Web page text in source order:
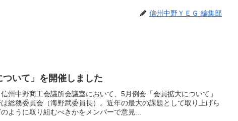
信州中野ＹＥＧ 編集部
いて」を開催しました
州中野商工会議所会議室において、5月例会「会員拡大について」
総務委員会（海野武委員長）。近年の最大の課題として取り上げら
ように取り組むべきかをメンバーで意見...